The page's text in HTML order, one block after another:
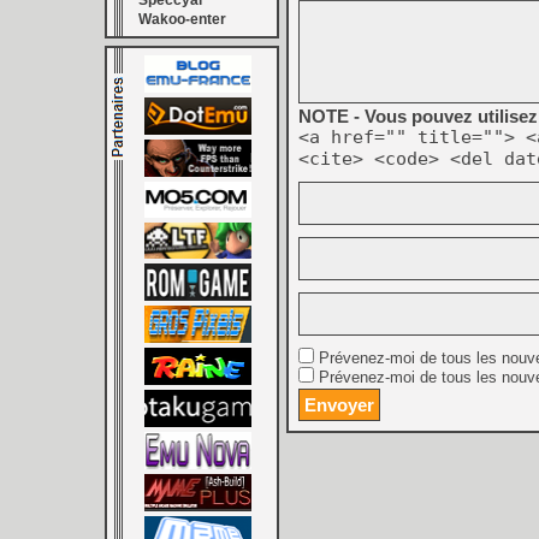
Wakoo-enter
NOTE - Vous pouvez
<a href="" title="">
<cite> <code> <del
Prévenez-moi de tous les
Prévenez-moi de tous les